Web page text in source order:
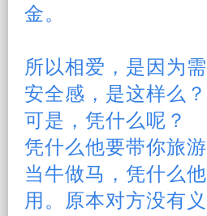
金。
所以相爱 ，是因为
安全感，是这样么？
可是，凭什么呢？
凭什么他要带你旅
当牛做马，凭什么
用。原本对方没有